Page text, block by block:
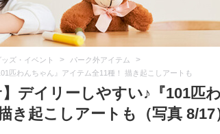
ズ・イベント > パーク外アイテム >
匹わんちゃん』アイテム全11種！ 描き起こしアートも
デイリーしやすい♪『101匹
き起こしアートも（写真 8/17